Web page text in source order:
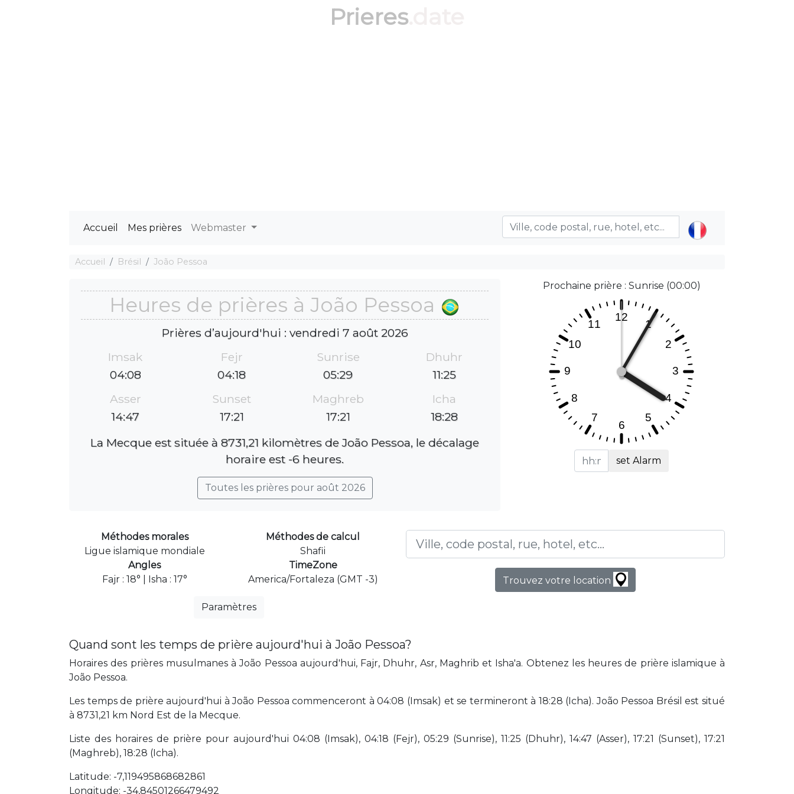
Prieres
Accueil Mes prières Webmaster
Accueil Brésil João Pessoa
Heures de prières à João Pessoa
Prières d’aujourd'hui : vendredi 7 août 2026
Imsak
04:08
Fejr
04:18
Sunrise
05:29
Dhuhr
11:25
Asser
14:47
Sunset
17:21
Maghreb
17:21
Icha
18:28
La Mecque est située à 8731,21 kilomètres de João Pessoa, le décalage
horaire est -6 heures.
Toutes les prières pour août 2026
Prochaine prière : Sunrise (00:00)
set Alarm
Méthodes morales
Ligue islamique mondiale
Méthodes de calcul
Shafii
Angles
Fajr : 18° | Isha : 17°
TimeZone
America/Fortaleza (GMT -3)
Paramètres
Trouvez votre location
Quand sont les temps de prière aujourd'hui à João Pessoa?
Horaires des prières musulmanes à João Pessoa aujourd'hui, Fajr, Dhuhr, Asr, Maghrib et Isha'a. Obtenez les heures de prière islamique à
João Pessoa.
Les temps de prière aujourd'hui à João Pessoa commenceront à 04:08 (Imsak) et se termineront à 18:28 (Icha). João Pessoa Brésil est situé
à 8731,21 km Nord Est de la Mecque.
Liste des horaires de prière pour aujourd'hui 04:08 (Imsak), 04:18 (Fejr), 05:29 (Sunrise), 11:25 (Dhuhr), 14:47 (Asser), 17:21 (Sunset), 17:21
(Maghreb), 18:28 (Icha).
Latitude: -7,119495868682861
Longitude: -34,84501266479492